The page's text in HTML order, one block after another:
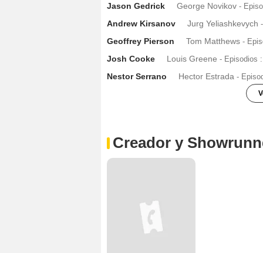
Jason Gedrick George Novikov -
Andrew Kirsanov Jurg Yeliashkevych
Geoffrey Pierson Tom Matthews -
Josh Cooke Louis Greene - Episodios :
Nestor Serrano Hector Estrada -
Santiago Cabrera Sal Price -
Bruce Holman
Savannah Paige Rae
Creador y